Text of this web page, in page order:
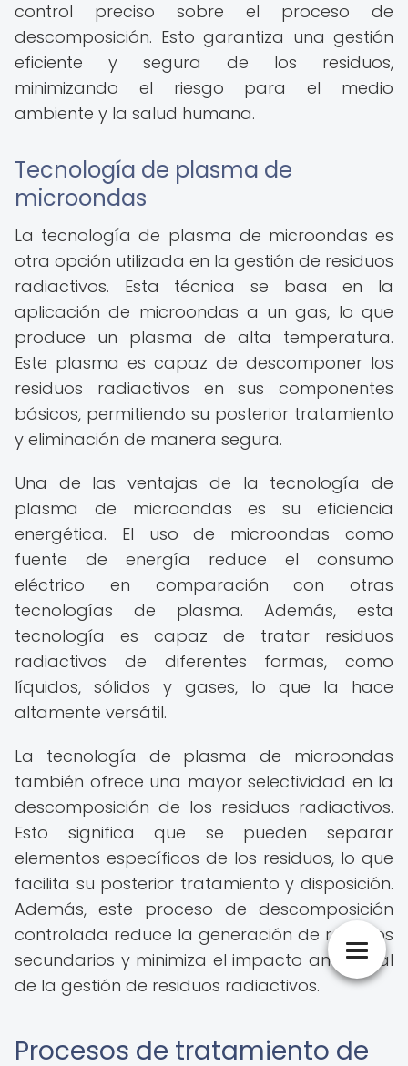
control preciso sobre el proceso de
descomposición. Esto garantiza una gestión
eficiente y segura de los residuos,
minimizando el riesgo para el medio
ambiente y la salud humana.
Tecnología de plasma de
microondas
La tecnología de plasma de microondas es
otra opción utilizada en la gestión de residuos
radiactivos. Esta técnica se basa en la
aplicación de microondas a un gas, lo que
produce un plasma de alta temperatura.
Este plasma es capaz de descomponer los
residuos radiactivos en sus componentes
básicos, permitiendo su posterior tratamiento
y eliminación de manera segura.
Una de las ventajas de la tecnología de
plasma de microondas es su eficiencia
energética. El uso de microondas como
fuente de energía reduce el consumo
eléctrico en comparación con otras
tecnologías de plasma. Además, esta
tecnología es capaz de tratar residuos
radiactivos de diferentes formas, como
líquidos, sólidos y gases, lo que la hace
altamente versátil.
La tecnología de plasma de microondas
también ofrece una mayor selectividad en la
descomposición de los residuos radiactivos.
Esto significa que se pueden separar
elementos específicos de los residuos, lo que
facilita su posterior tratamiento y disposición.
Además, este proceso de descomposición
controlada reduce la generación de residuos
secundarios y minimiza el impacto ambiental
de la gestión de residuos radiactivos.
Procesos de tratamiento de